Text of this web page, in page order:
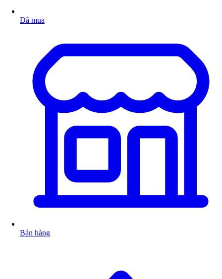
Đã mua
Bán hàng